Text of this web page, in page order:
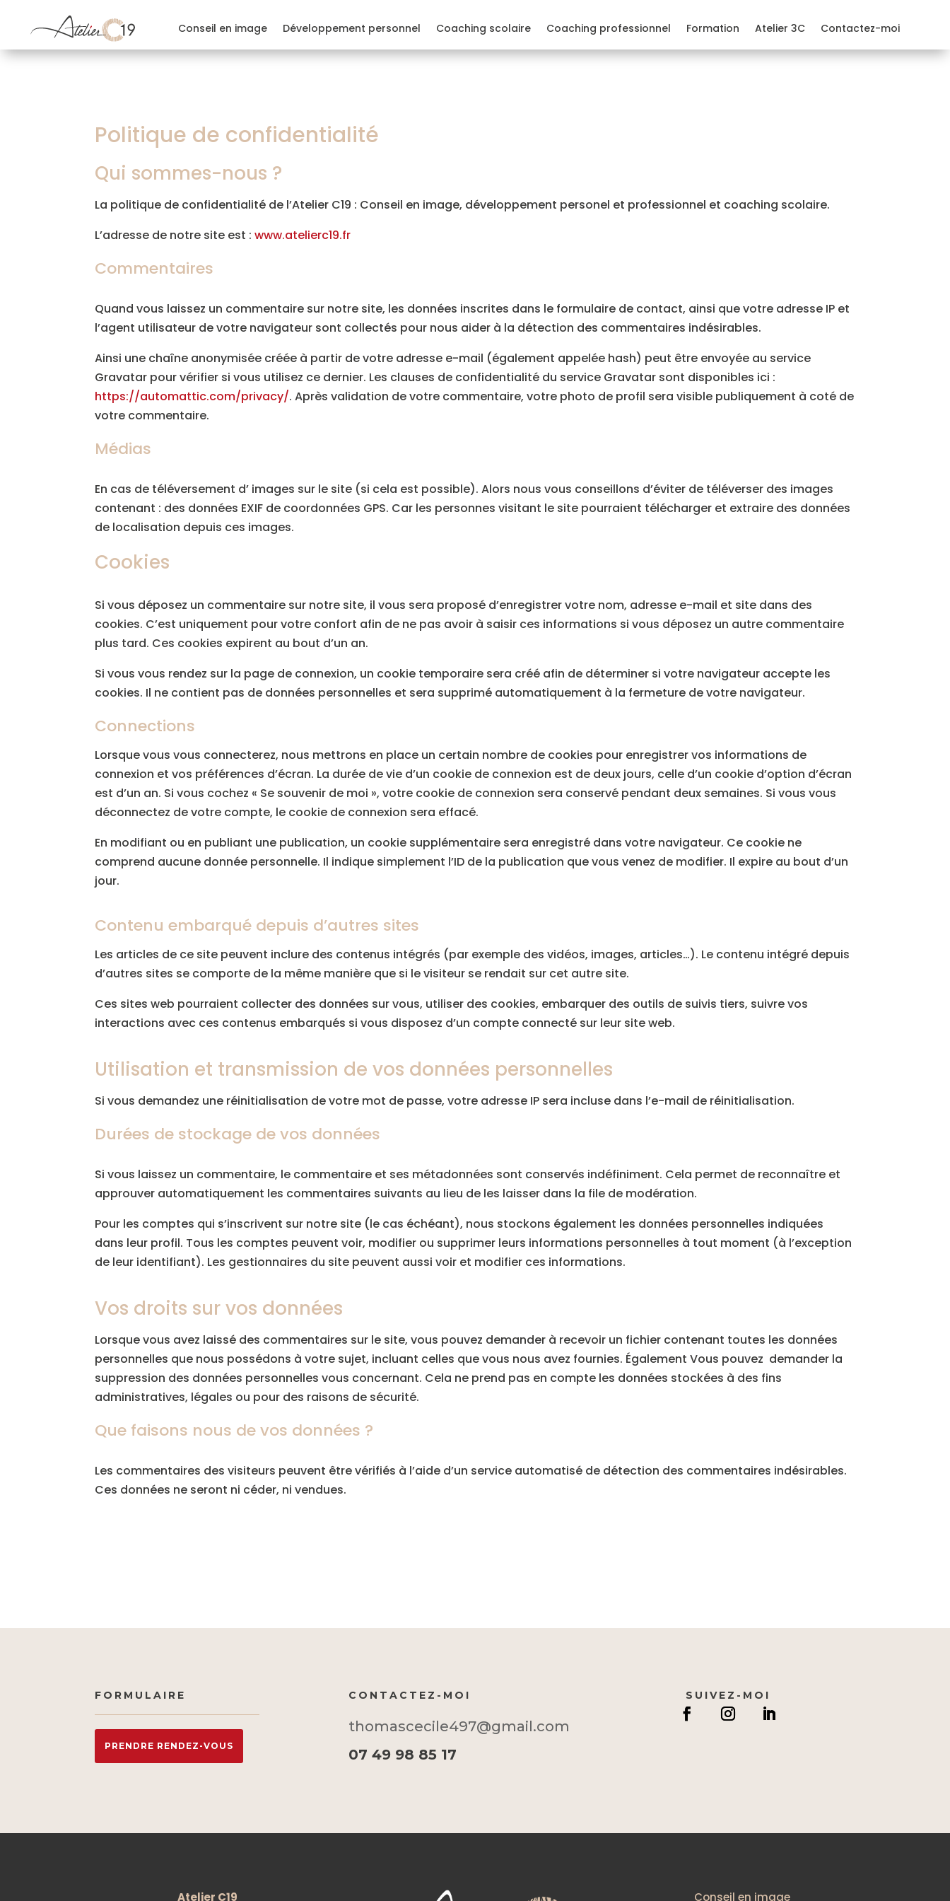
Conseil en image Développement personnel Coaching scolaire Coaching professionnel Formation Atelier 3C Contactez-moi
Politique de confidentialité
Qui sommes-nous ?
La politique de confidentialité de l’Atelier C19 : Conseil en image, développement personel et professionnel et coaching scolaire.
L’adresse de notre site est :www.atelierc19.fr
Commentaires
Quand vous laissez un commentaire sur notre site, les données inscrites dans le formulaire de contact, ainsi que votre adresse IP et
l’agent utilisateur de votre navigateur sont collectés pour nous aider à la détection des commentaires indésirables.
Ainsi une chaîne anonymisée créée à partir de votre adresse e-mail (également appelée hash) peut être envoyée au service
Gravatar pour vérifier si vous utilisez ce dernier. Les clauses de confidentialité du service Gravatar sont disponibles ici :
https://automattic.com/privacy/. Après validation de votre commentaire, votre photo de profil sera visible publiquement à coté de
votre commentaire.
Médias
En cas de téléversement d’ images sur le site (si cela est possible). Alors nous vous conseillons d’éviter de téléverser des images
contenant : des données EXIF de coordonnées GPS. Car les personnes visitant le site pourraient télécharger et extraire des données
de localisation depuis ces images.
Cookies
Si vous déposez un commentaire sur notre site, il vous sera proposé d’enregistrer votre nom, adresse e-mail et site dans des
cookies. C’est uniquement pour votre confort afin de ne pas avoir à saisir ces informations si vous déposez un autre commentaire
plus tard. Ces cookies expirent au bout d’un an.
Si vous vous rendez sur la page de connexion, un cookie temporaire sera créé afin de déterminer si votre navigateur accepte les
cookies. Il ne contient pas de données personnelles et sera supprimé automatiquement à la fermeture de votre navigateur.
Connections
Lorsque vous vous connecterez, nous mettrons en place un certain nombre de cookies pour enregistrer vos informations de
connexion et vos préférences d’écran. La durée de vie d’un cookie de connexion est de deux jours, celle d’un cookie d’option d’écran
est d’un an. Si vous cochez « Se souvenir de moi », votre cookie de connexion sera conservé pendant deux semaines. Si vous vous
déconnectez de votre compte, le cookie de connexion sera effacé.
En modifiant ou en publiant une publication, un cookie supplémentaire sera enregistré dans votre navigateur. Ce cookie ne
comprend aucune donnée personnelle. Il indique simplement l’ID de la publication que vous venez de modifier. Il expire au bout d’un
jour.
Contenu embarqué depuis d’autres sites
Les articles de ce site peuvent inclure des contenus intégrés (par exemple des vidéos, images, articles…). Le contenu intégré depuis
d’autres sites se comporte de la même manière que si le visiteur se rendait sur cet autre site.
Ces sites web pourraient collecter des données sur vous, utiliser des cookies, embarquer des outils de suivis tiers, suivre vos
interactions avec ces contenus embarqués si vous disposez d’un compte connecté sur leur site web.
Utilisation et transmission de vos données personnelles
Si vous demandez une réinitialisation de votre mot de passe, votre adresse IP sera incluse dans l’e-mail de réinitialisation.
Durées de stockage de vos données
Si vous laissez un commentaire, le commentaire et ses métadonnées sont conservés indéfiniment. Cela permet de reconnaître et
approuver automatiquement les commentaires suivants au lieu de les laisser dans la file de modération.
Pour les comptes qui s’inscrivent sur notre site (le cas échéant), nous stockons également les données personnelles indiquées
dans leur profil. Tous les comptes peuvent voir, modifier ou supprimer leurs informations personnelles à tout moment (à l’exception
de leur identifiant). Les gestionnaires du site peuvent aussi voir et modifier ces informations.
Vos droits sur vos données
Lorsque vous avez laissé des commentaires sur le site, vous pouvez demander à recevoir un fichier contenant toutes les données
personnelles que nous possédons à votre sujet, incluant celles que vous nous avez fournies. Également Vous pouvez demander la
suppression des données personnelles vous concernant. Cela ne prend pas en compte les données stockées à des fins
administratives, légales ou pour des raisons de sécurité.
Que faisons nous de vos données ?
Les commentaires des visiteurs peuvent être vérifiés à l’aide d’un service automatisé de détection des commentaires indésirables.
Ces données ne seront ni céder, ni vendues.
FORMULAIRE
PRENDRE RENDEZ-VOUS
CONTACTEZ-MOI
thomascecile497@gmail.com
07 49 98 85 17
SUIVEZ-MOI
Atelier C19 Conseil en image